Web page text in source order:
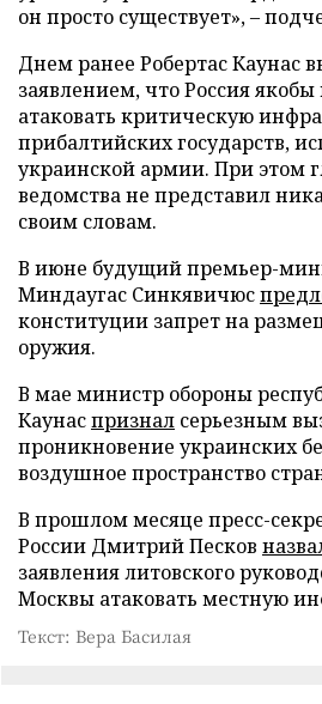
он просто существует», –
Днем ранее Робертас Каунас
заявлением, что Россия
атаковать критическую
прибалтийских государств,
украинской армии. При этом
ведомства не представил
своим словам.
В июне будущий премьер-
Миндаугас Синкявичюс
конституции запрет на
оружия.
В мае министр обороны
Каунаспризнал серьезным
проникновение украинских
воздушное пространство
В прошлом месяце пресс-
России Дмитрий Песков
заявления литовского
Москвы атаковать местную
Текст: Вера Басилая